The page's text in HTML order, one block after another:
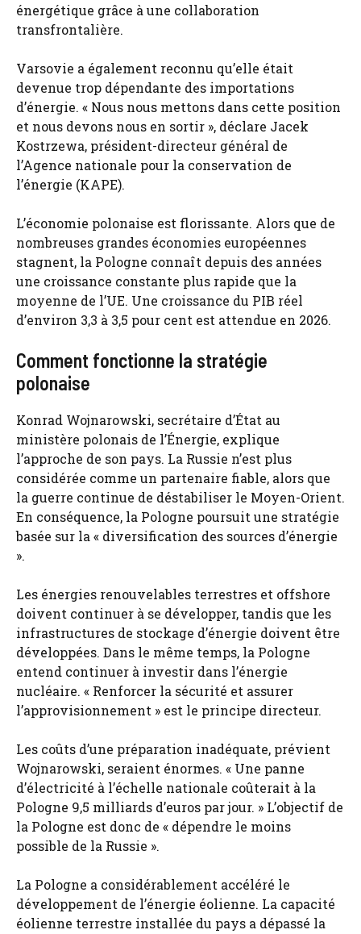
énergétique grâce à une collaboration
transfrontalière.
Varsovie a également reconnu qu’elle était
devenue trop dépendante des importations
d’énergie. « Nous nous mettons dans cette position
et nous devons nous en sortir », déclare Jacek
Kostrzewa, président-directeur général de
l’Agence nationale pour la conservation de
l’énergie (KAPE).
L’économie polonaise est florissante. Alors que de
nombreuses grandes économies européennes
stagnent, la Pologne connaît depuis des années
une croissance constante plus rapide que la
moyenne de l’UE. Une croissance du PIB réel
d’environ 3,3 à 3,5 pour cent est attendue en 2026.
Comment fonctionne la stratégie
polonaise
Konrad Wojnarowski, secrétaire d’État au
ministère polonais de l’Énergie, explique
l’approche de son pays. La Russie n’est plus
considérée comme un partenaire fiable, alors que
la guerre continue de déstabiliser le Moyen-Orient.
En conséquence, la Pologne poursuit une stratégie
basée sur la « diversification des sources d’énergie
».
Les énergies renouvelables terrestres et offshore
doivent continuer à se développer, tandis que les
infrastructures de stockage d’énergie doivent être
développées. Dans le même temps, la Pologne
entend continuer à investir dans l’énergie
nucléaire. « Renforcer la sécurité et assurer
l’approvisionnement » est le principe directeur.
Les coûts d’une préparation inadéquate, prévient
Wojnarowski, seraient énormes. « Une panne
d’électricité à l’échelle nationale coûterait à la
Pologne 9,5 milliards d’euros par jour. » L’objectif de
la Pologne est donc de « dépendre le moins
possible de la Russie ».
La Pologne a considérablement accéléré le
développement de l’énergie éolienne. La capacité
éolienne terrestre installée du pays a dépassé la